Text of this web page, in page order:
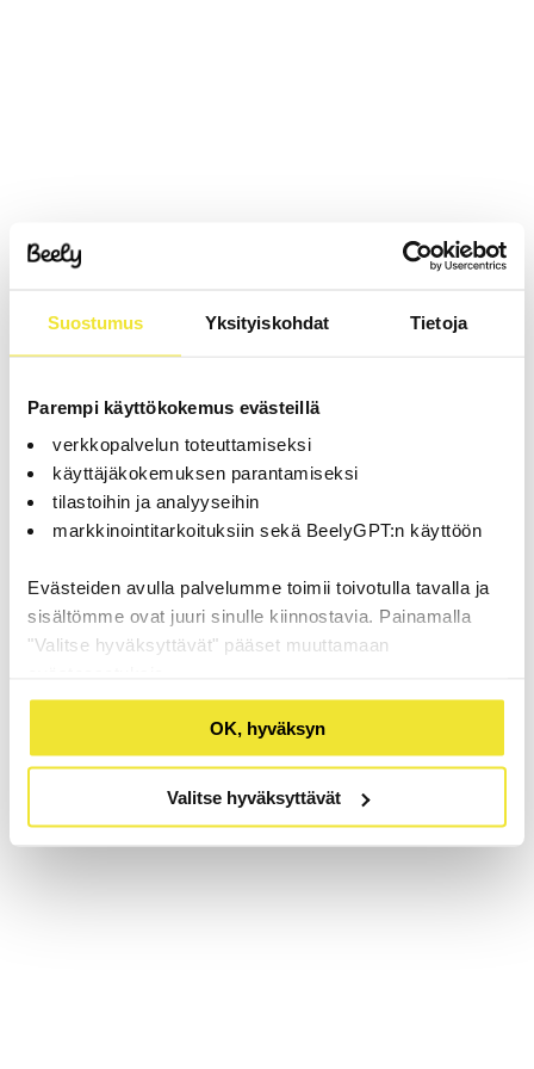
Suostumus Yksityiskohdat Tietoja
Parempi käyttökokemus evästeillä
verkkopalvelun toteuttamiseksi
käyttäjäkokemuksen parantamiseksi
tilastoihin ja analyyseihin
markkinointitarkoituksiin sekä BeelyGPT:n käyttöön
Evästeiden avulla palvelumme toimii toivotulla tavalla ja
sisältömme ovat juuri sinulle kiinnostavia. Painamalla
"Valitse hyväksyttävät" pääset muuttamaan
OK, hyväksyn
Valitse hyväksyttävät